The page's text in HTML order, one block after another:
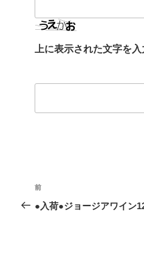
上に表示された文字を
投
稿
前
の
前
●入荷●ジョージアワイン